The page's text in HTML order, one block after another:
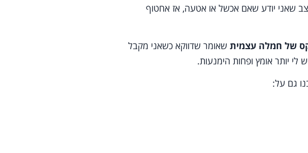
שאני יודע שאם אכשל או אטעה, אז אחטוף
של חמלה עצמית שאומר שדווקא כשאני מקבל
יותר אומץ ופחות הימנעות.
גם על: